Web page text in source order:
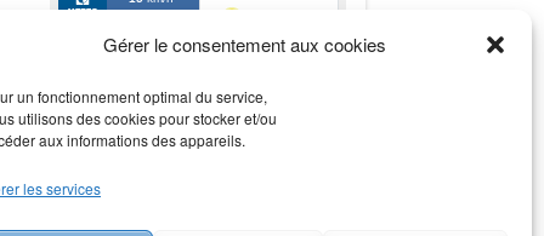
Gérer le consentement aux cookies
un fonctionnement optimal du service,
utilisons des cookies pour stocker et/ou
aux informations des appareils.
les services
Rechercher